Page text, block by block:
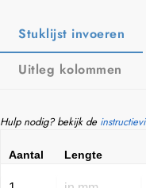
Stuklijst invoeren
Uitleg kolommen
Hulp nodig? bekijk de
Aantal Lengte